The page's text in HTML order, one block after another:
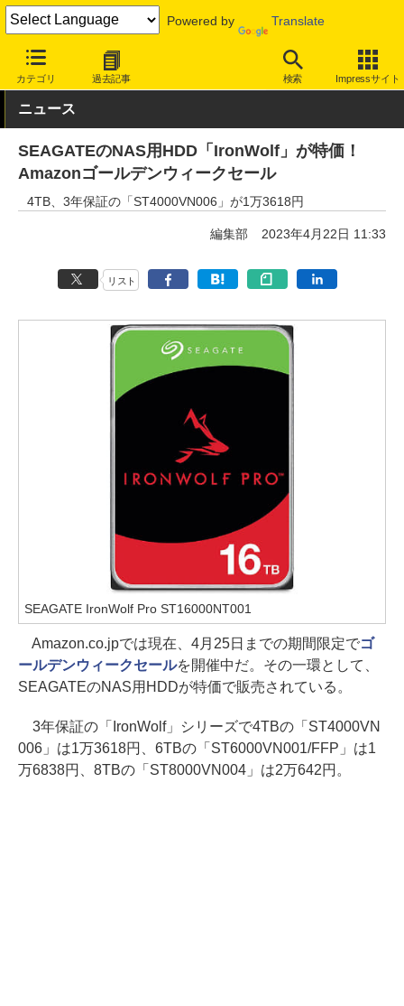
Powered by Translate
カテゴリ 過去記事 検索 Impressサイト
INTERNET Watch セール情報
ニュース
SEAGATEのNAS用HDD「IronWolf」が特価！
Amazonゴールデンウィークセール
4TB、3年保証の「ST4000VN006」が1万3618円
編集部 2023年4月22日 11:33
リスト
SEAGATE IronWolf Pro ST16000NT001
Amazon.co.jpでは現在、4月25日までの期間限定でゴ
ールデンウィークセールを開催中だ。その一環として、
SEAGATEのNAS用HDDが特価で販売されている。
3年保証の「IronWolf」シリーズで4TBの「ST4000VN
006」は1万3618円、6TBの「ST6000VN001/FFP」は1
万6838円、8TBの「ST8000VN004」は2万642円。